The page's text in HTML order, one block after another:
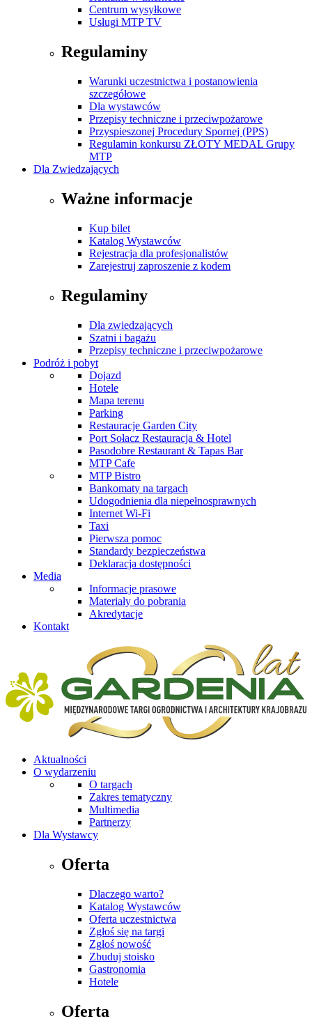
Centrum wysyłkowe
Usługi MTP TV
Regulaminy
Warunki uczestnictwa i postanowienia
szczegółowe
Dla wystawców
Przepisy techniczne i przeciwpożarowe
Przyspieszonej Procedury Spornej (PPS)
Regulamin konkursu ZŁOTY MEDAL Grupy
MTP
Dla Zwiedzających
Ważne informacje
Kup bilet
Katalog Wystawców
Rejestracja dla profesjonalistów
Zarejestruj zaproszenie z kodem
Regulaminy
Dla zwiedzających
Szatni i bagażu
Przepisy techniczne i przeciwpożarowe
Podróż i pobyt
Dojazd
Hotele
Mapa terenu
Parking
Restauracje Garden City
Port Sołacz Restauracja & Hotel
Pasodobre Restaurant & Tapas Bar
MTP Cafe
MTP Bistro
Bankomaty na targach
Udogodnienia dla niepełnosprawnych
Internet Wi-Fi
Taxi
Pierwsza pomoc
Standardy bezpieczeństwa
Deklaracja dostępności
Media
Informacje prasowe
Materiały do pobrania
Akredytacje
Kontakt
Aktualności
O wydarzeniu
O targach
Zakres tematyczny
Multimedia
Partnerzy
Dla Wystawcy
Oferta
Dlaczego warto?
Katalog Wystawców
Oferta uczestnictwa
Zgłoś się na targi
Zgłoś nowość
Zbuduj stoisko
Gastronomia
Hotele
Oferta